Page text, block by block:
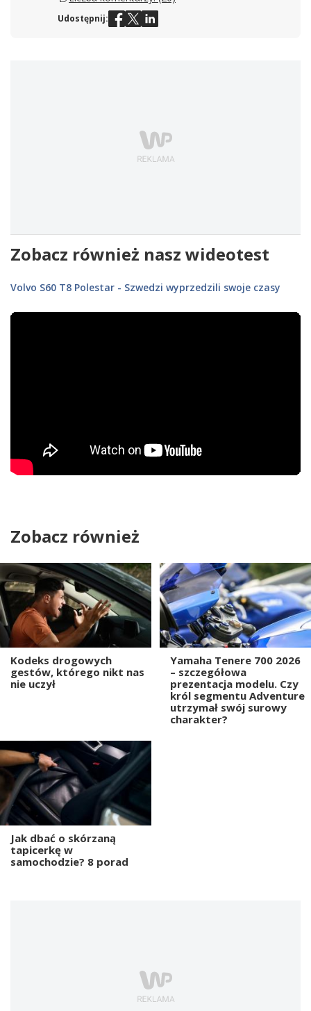
Udostępnij:
Zobacz również nasz wideotest
Volvo S60 T8 Polestar - Szwedzi wyprzedzili swoje czasy
Zobacz również
Kodeks drogowych
gestów, którego nikt nas
nie uczył
Yamaha Tenere 700 2026
– szczegółowa
prezentacja modelu. Czy
król segmentu Adventure
utrzymał swój surowy
charakter?
Jak dbać o skórzaną
tapicerkę w
samochodzie? 8 porad